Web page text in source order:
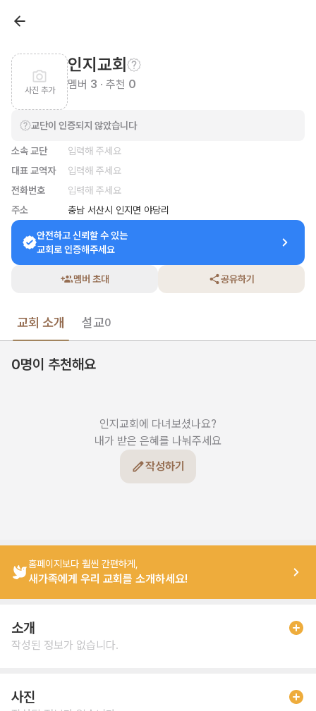
사진 추가
인지교회
멤버 3 · 추천 0
교단이 인증되지 않았습니다
소속 교단
입력해 주세요
대표 교역자
입력해 주세요
전화번호
입력해 주세요
주소
충남 서산시 인지면 야당리
안전하고 신뢰할 수 있는
교회로 인증해주세요
멤버 초대 공유하기
교회 소개 설교0
0명이 추천해요
인지교회에 다녀보셨나요?
내가 받은 은혜를 나눠주세요
작성하기
홈페이지보다 훨씬 간편하게,
새가족에게 우리 교회를 소개하세요!
소개
작성된 정보가 없습니다.
사진